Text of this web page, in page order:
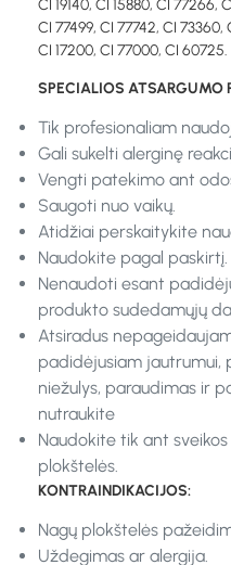
CI 19140, CI 15880, CI 77266,
CI 77499, CI 77742, CI
CI 17200, CI 77000, CI 60725.
SPECIALIOS ATSARGUMO
Tik profesionaliam
Gali sukelti alerginę
Vengti patekimo ant
Saugoti nuo vaikų.
Atidžiai perskaitykite
Naudokite pagal paskirtį.
Nenaudoti esant
produkto sudedamųjų
Atsiradus
padidėjusiam jautrumui,
niežulys, paraudimas ir
nutraukite
Naudokite tik ant
plokštelės.
KONTRAINDIKACIJOS:
Nagų plokštelės
Uždegimas ar alergija.